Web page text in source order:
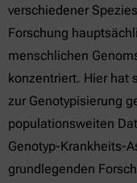
verschiedener
Forschung
menschlichen
konzentriert. Hier hat
zur Genotypisierung
populationsweiten
Genotyp-Krankheits-
grundlegenden